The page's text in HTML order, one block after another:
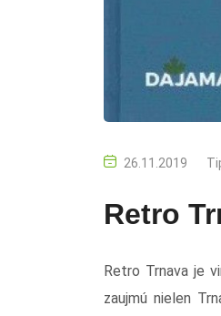
26.11.2019
Retro
Retro Trnava je
zaujmú nielen